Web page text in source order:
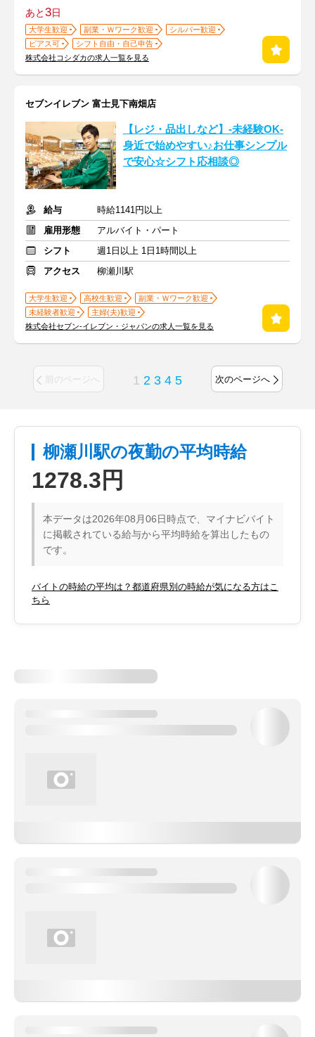
あと3日
大学生歓迎 副業・Ｗワーク歓迎
シルバー歓迎
ピアス可
シフト自由・自己申告
株式会社コシダカの求人一覧を見る
セブンイレブン 富士見下南畑店
【レジ・品出しなど】-未経験OK-
身近で始めやすい♪お仕事シンプル
で安心☆シフト応相談◎
給与
時給1141円以上
雇用形態
アルバイト・パート
シフト
週1日以上 1日1時間以上
アクセス
柳瀬川駅
大学生歓迎 高校生歓迎
副業・Ｗワーク歓迎
未経験者歓迎
主婦(夫)歓迎
株式会社セブン-イレブン・ジャパンの求人一覧を見る
前のページへ 1 2 3 4 5 次のページへ
柳瀬川駅の夜勤の平均時給
1278.3円
本データは2026年08月06日時点で、マイナビバイト
に掲載されている給与から平均時給を算出したもの
です。
バイトの時給の平均は？都道府県別の時給が気になる方はこ
ちら